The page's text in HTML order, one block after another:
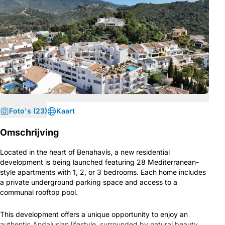
Foto's (23) Kaart
Omschrijving
Located in the heart of Benahavís, a new residential
development is being launched featuring 28 Mediterranean-
style apartments with 1, 2, or 3 bedrooms. Each home includes
a private underground parking space and access to a
communal rooftop pool.
This development offers a unique opportunity to enjoy an